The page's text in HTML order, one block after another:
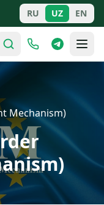
RU UZ EN
Mechanism)